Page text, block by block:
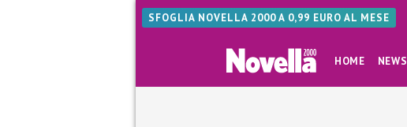
SFOGLIA NOVELLA 2000 A 0,99 EURO AL MESE
HOME NEWS